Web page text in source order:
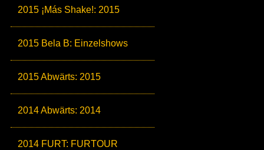
2015 ¡Más Shake!: 2015
2015 Bela B: Einzelshows
2015 Abwärts: 2015
2014 Abwärts: 2014
2014 FURT: FURTOUR